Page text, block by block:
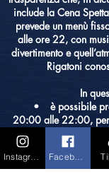
include la Cena
prevede un menù
alle ore 22, con
divertimento e
Rigatoni
In
• è possibile
20:00 alle 22:00,
tranquillità
• dalle 22:00 in
carta dovranno
spazio agli ospiti